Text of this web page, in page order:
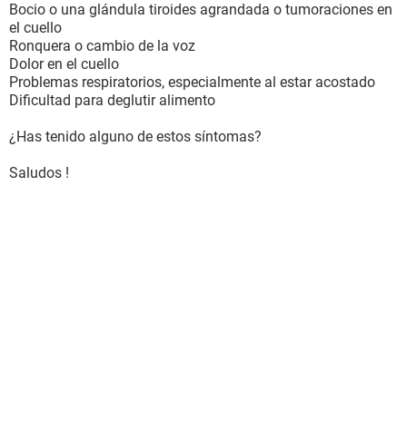
Bocio o una glándula tiroides agrandada o tumoraciones en
el cuello
Ronquera o cambio de la voz
Dolor en el cuello
Problemas respiratorios, especialmente al estar acostado
Dificultad para deglutir alimento
¿Has tenido alguno de estos síntomas?
Saludos !